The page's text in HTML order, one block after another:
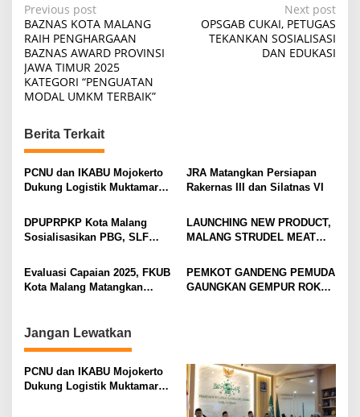
P
o
s
t
n
a
v
i
g
a
t
o
Previous post
BAZNAS KOTA MALANG
RAIH PENGHARGAAN
BAZNAS AWARD PROVINSI
JAWA TIMUR 2025
KATEGORI “PENGUATAN
MODAL UMKM TERBAIK”
Next post
OPSGAB CUKAI, PETUGAS
TEKANKAN SOSIALISASI
DAN EDUKASI
Berita Terkait
PCNU dan IKABU Mojokerto
Dukung Logistik Muktamar
JRA Matangkan Persiapan
Rakernas III dan Silatnas VI
DPUPRPKP Kota Malang
Sosialisasikan PBG, SLF
SPPG
LAUNCHING NEW PRODUCT,
MALANG STRUDEL MEAT
Evaluasi Capaian 2025, FKUB
Kota Malang Matangkan
PEMKOT GANDENG PEMUDA
GAUNGKAN GEMPUR ROKOK
Jangan Lewatkan
PCNU dan IKABU Mojokerto
Dukung Logistik Muktamar